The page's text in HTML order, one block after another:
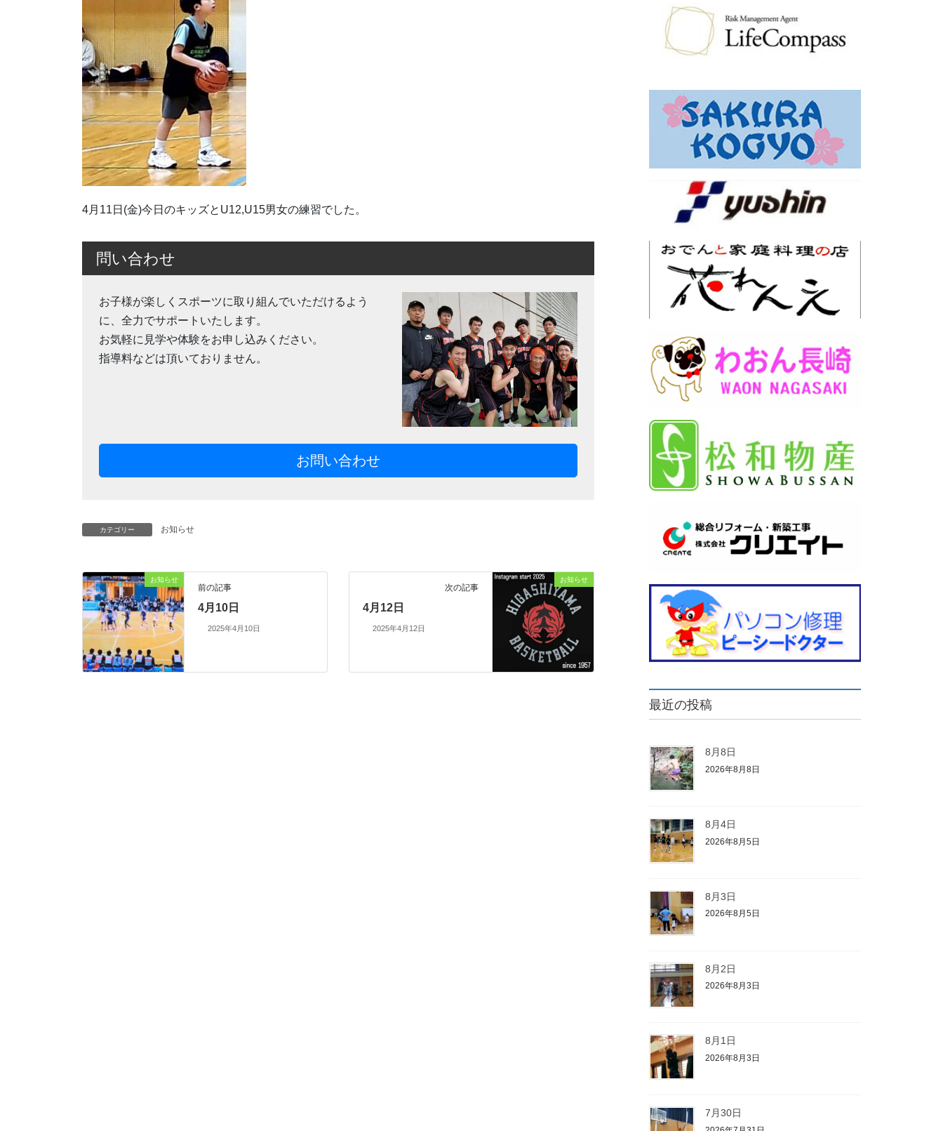
4月11日(金)今日のキッズとU12,U15男女の練習でした。
問い合わせ
お子様が楽しくスポーツに取り組んでいただけるよう
に、全力でサポートいたします。
お気軽に見学や体験をお申し込みください。
指導料などは頂いておりません。
お問い合わせ
カテゴリー お知らせ
お知らせ
前の記事
4月10日
2025年4月10日
お知らせ
次の記事
4月12日
2025年4月12日
最近の投稿
8月8日
2026年8月8日
8月4日
2026年8月5日
8月3日
2026年8月5日
8月2日
2026年8月3日
8月1日
2026年8月3日
7月30日